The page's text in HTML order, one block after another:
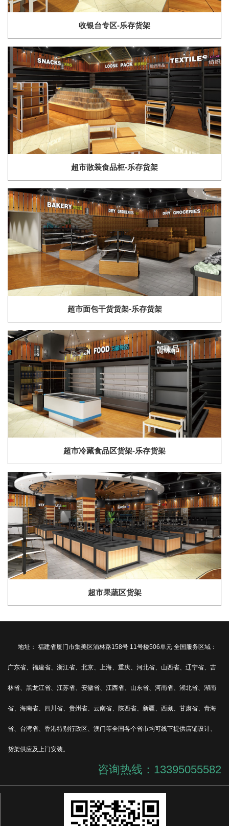
收银台专区-乐存货架
超市散装食品柜-乐存货架
超市面包干货货架-乐存货架
超市冷藏食品区货架-乐存货架
超市果蔬区货架
地址： 福建省厦门市集美区浦林路158号 11号楼506单元 全国服务区域：
广东省、福建省、浙江省、北京、上海、重庆、河北省、山西省、辽宁省、吉
林省、黑龙江省、江苏省、安徽省、江西省、山东省、河南省、湖北省、湖南
省、海南省、四川省、贵州省、云南省、陕西省、新疆、西藏、甘肃省、青海
省、台湾省、香港特别行政区、澳门等全国各个省市均可线下提供店铺设计、
货架供应及上门安装。
咨询热线：13395055582